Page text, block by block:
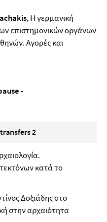
, Η γερμανική
επιστημονικών οργάνων
Αγορές και
-
2
κατά το
Δοξιάδης στο
στην αρχαιότητα